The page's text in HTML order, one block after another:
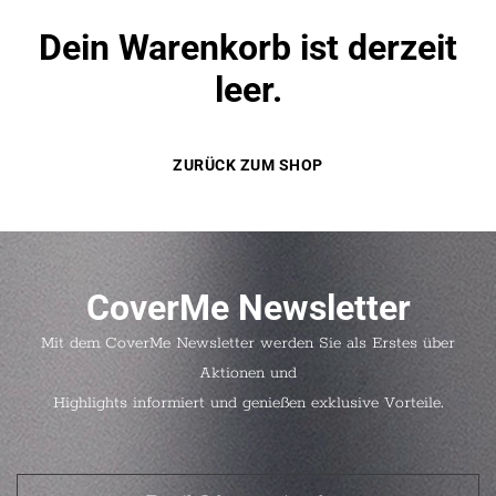
Dein Warenkorb ist derzeit
leer.
ZURÜCK ZUM SHOP
CoverMe Newsletter
Mit dem CoverMe Newsletter werden Sie als Erstes über
Aktionen und
Highlights informiert und genießen exklusive Vorteile.